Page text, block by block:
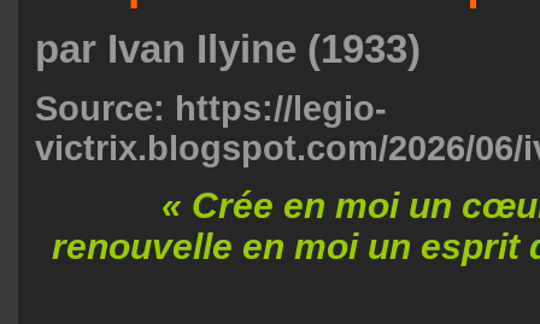
par Ivan Ilyine (1933)
Source: https://legio-
victrix.blogspot.com/2026/06/
« Crée en moi un
renouvelle en moi un esprit